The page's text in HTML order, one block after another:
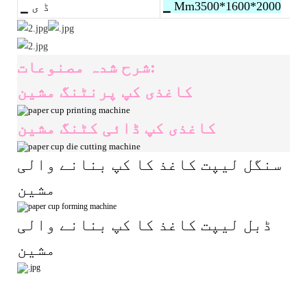
▁ ڈ ی
▁ Mm3500*1600*2000
شرح شدہ مصنوعات:
کاغذی کپ پرنٹنگ مشین
کاغذی کپ ڈائی کٹنگ مشین
سنگل لیپت کاغذ کا کپ بنانے والی
مشین
ڈبل لیپت کاغذ کا کپ بنانے والی
مشین